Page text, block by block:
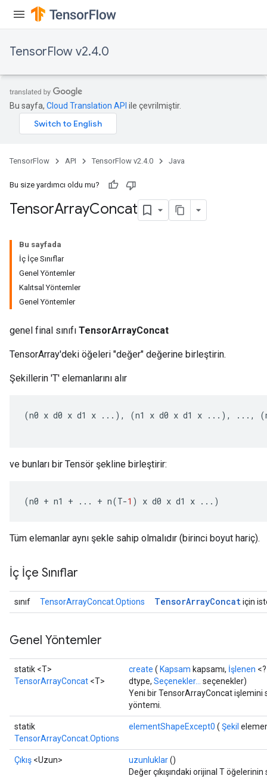
TensorFlow v2.4.0
Bu sayfa, Cloud Translation API ile çevrilmiştir.
TensorFlow API TensorFlow v2.4.0 Java
Bu size yardımcı oldu mu?
TensorArrayConcat
Bu sayfada
İç İçe Sınıflar
Genel Yöntemler
Kalıtsal Yöntemler
Genel Yöntemler
genel final sınıfı TensorArrayConcat
TensorArray'deki öğeleri "değer" değerine birleştirin.
Şekillerin 'T' elemanlarını alır
(n0 x d0 x d1 x ...), (n1 x d0 x d1 x ...), ..., (
ve bunları bir Tensör şekline birleştirir:
(n0 + n1 + ... + n(T-1 ) x d0 x d1 x ...)
Tüm elemanlar aynı şekle sahip olmalıdır (birinci boyut hariç).
İç İçe Sınıflar
sınıf TensorArrayConcat.Options TensorArrayConcatiçin
Genel Yöntemler
statik <T>
TensorArrayConcat <T>
create ( Kapsam kapsamı, İşlenen
dtype, Seçenekler...
seçenekler)
Yeni bir TensorArrayConcat işlemini
yöntemi.
statik
TensorArrayConcat.Options
elementShapeExcept0 ( Şekil
Çıkış <Uzun> uzunluklar()
Değer çıkışındaki orijinal T